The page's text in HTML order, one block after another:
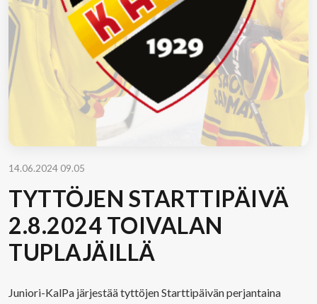
14.06.2024 09.05
TYTTÖJEN STARTTIPÄIVÄ
2.8.2024 TOIVALAN
TUPLAJÄILLÄ
Juniori-KalPa järjestää tyttöjen Starttipäivän perjantaina